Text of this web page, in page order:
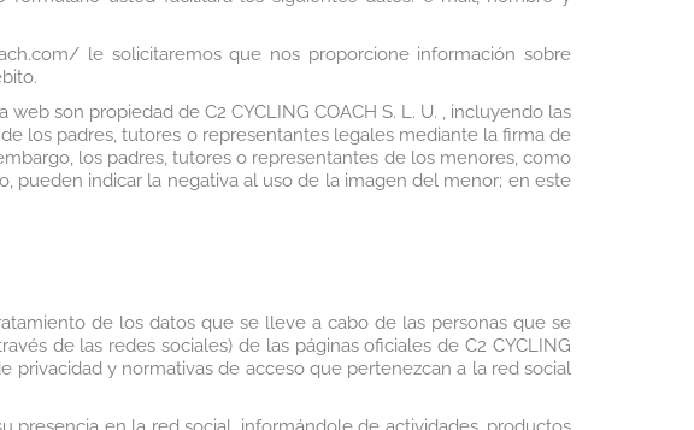
le solicitaremos que nos proporcione información sobre
son propiedad de C2 CYCLING COACH S. L. U. , incluyendo las
los padres, tutores o representantes legales mediante la firma de
los padres, tutores o representantes de los menores, como
pueden indicar la negativa al uso de la imagen del menor; en este
de los datos que se lleve a cabo de las personas que se
de las redes sociales) de las páginas oficiales de C2 CYCLING
privacidad y normativas de acceso que pertenezcan a la red social